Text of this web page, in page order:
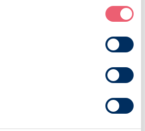
und des Ernstnehmens im
durch die Corona-Pandemie
und Inneres) sollten dabei